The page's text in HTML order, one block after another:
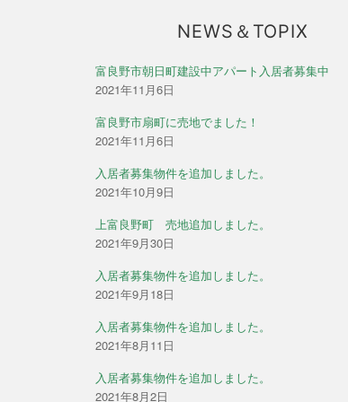
NEWS＆TOPIX
富良野市朝日町建設中アパート入居者募集中
2021年11月6日
富良野市扇町に売地でました！
2021年11月6日
入居者募集物件を追加しました。
2021年10月9日
上富良野町 売地追加しました。
2021年9月30日
入居者募集物件を追加しました。
2021年9月18日
入居者募集物件を追加しました。
2021年8月11日
入居者募集物件を追加しました。
2021年8月2日